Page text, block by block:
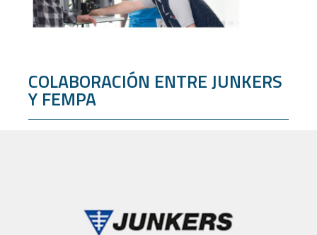
COLABORACIÓN ENTRE JUNKERS
Y FEMPA